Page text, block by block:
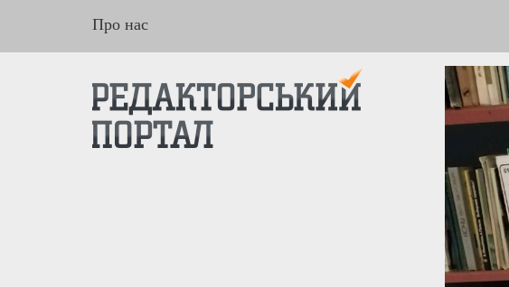
Про нас